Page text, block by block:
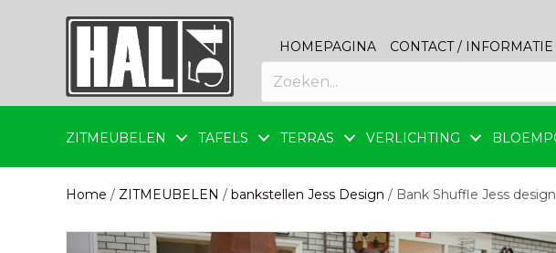
HOMEPAGINA CONTACT / INFORMATIE
ZITMEUBELEN TAFELS TERRAS VERLICHTING
Home / ZITMEUBELEN / bankstellen Jess Design / Bank Shuffle Jess